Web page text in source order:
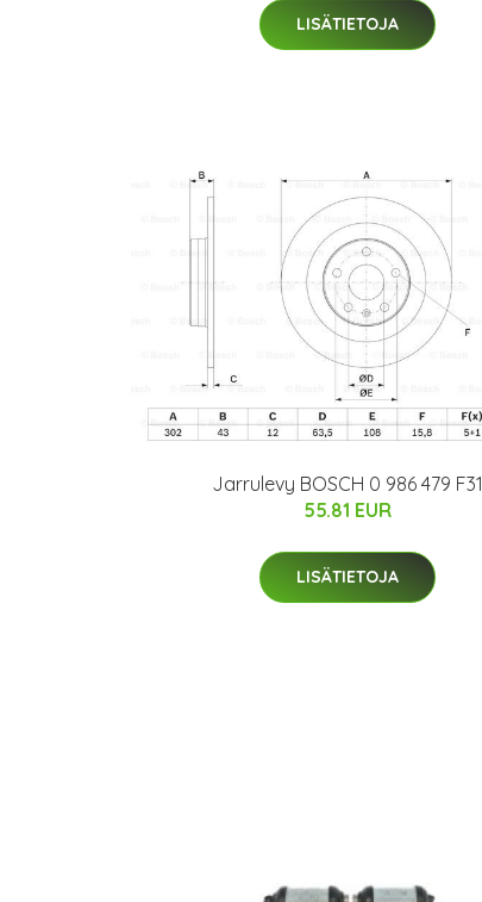
LISÄTIETOJA
Jarrulevy BOSCH 0 986 479 F31
55.81 EUR
LISÄTIETOJA